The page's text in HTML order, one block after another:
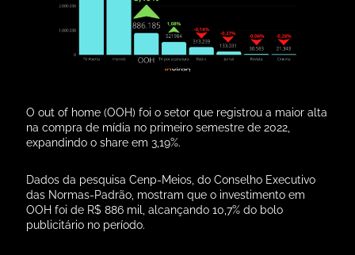
O out of home (OOH) foi o setor que registrou a maior alta
na compra de mídia no primeiro semestre de 2022,
expandindo o share em 3,19%.
Dados da pesquisa Cenp-Meios, do Conselho Executivo
das Normas-Padrão, mostram que o investimento em
OOH foi de R$ 886 mil, alcançando 10,7% do bolo
publicitário no período.